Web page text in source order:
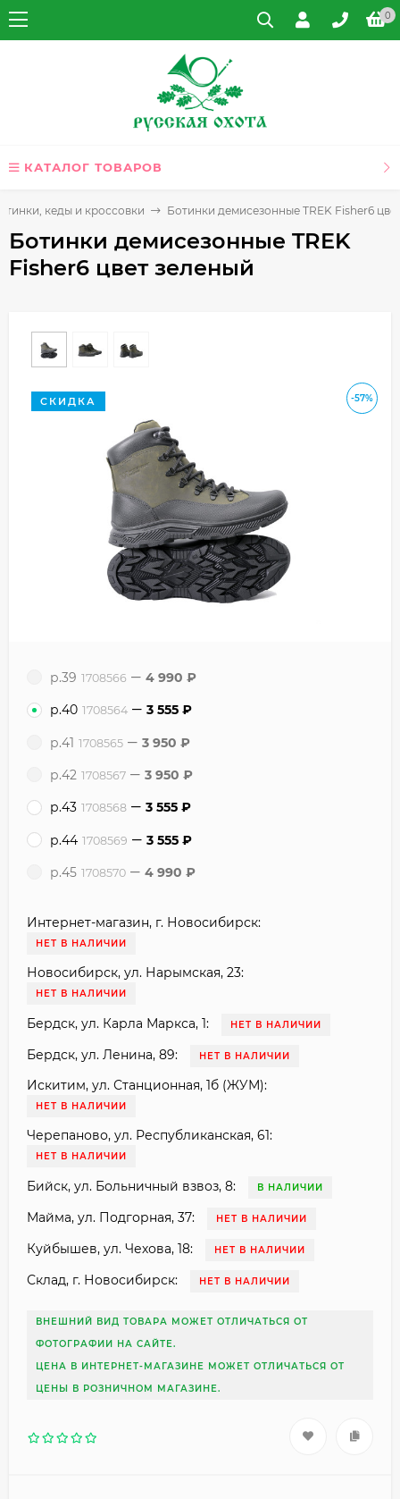
0
КАТАЛОГ ТОВАРОВ
кеды и кроссовки Ботинки демисезонные TREK Fisher6
Ботинки демисезонные TREK
Fisher6 цвет зеленый
-57%
СКИДКА
р.39 1708566 4 990 ₽
р.40 1708564 3 555 ₽
р.41 1708565 3 950 ₽
р.42 1708567 3 950 ₽
р.43 1708568 3 555 ₽
р.44 1708569 3 555 ₽
р.45 1708570 4 990 ₽
Интернет-магазин, г. Новосибирск:
НЕТ В НАЛИЧИИ
Новосибирск, ул. Нарымская, 23:
НЕТ В НАЛИЧИИ
Бердск, ул. Карла Маркса, 1: НЕТ В НАЛИЧИИ
Бердск, ул. Ленина, 89: НЕТ В НАЛИЧИИ
Искитим, ул. Станционная, 1б (ЖУМ):
НЕТ В НАЛИЧИИ
Черепаново, ул. Республиканская, 61:
НЕТ В НАЛИЧИИ
Бийск, ул. Больничный взвоз, 8: В НАЛИЧИИ
Майма, ул. Подгорная, 37: НЕТ В НАЛИЧИИ
Куйбышев, ул. Чехова, 18: НЕТ В НАЛИЧИИ
Склад, г. Новосибирск: НЕТ В НАЛИЧИИ
ВНЕШНИЙ ВИД ТОВАРА МОЖЕТ ОТЛИЧАТЬСЯ ОТ
ФОТОГРАФИИ НА САЙТЕ.
ЦЕНА В ИНТЕРНЕТ-МАГАЗИНЕ МОЖЕТ ОТЛИЧАТЬСЯ ОТ
ЦЕНЫ В РОЗНИЧНОМ МАГАЗИНЕ.